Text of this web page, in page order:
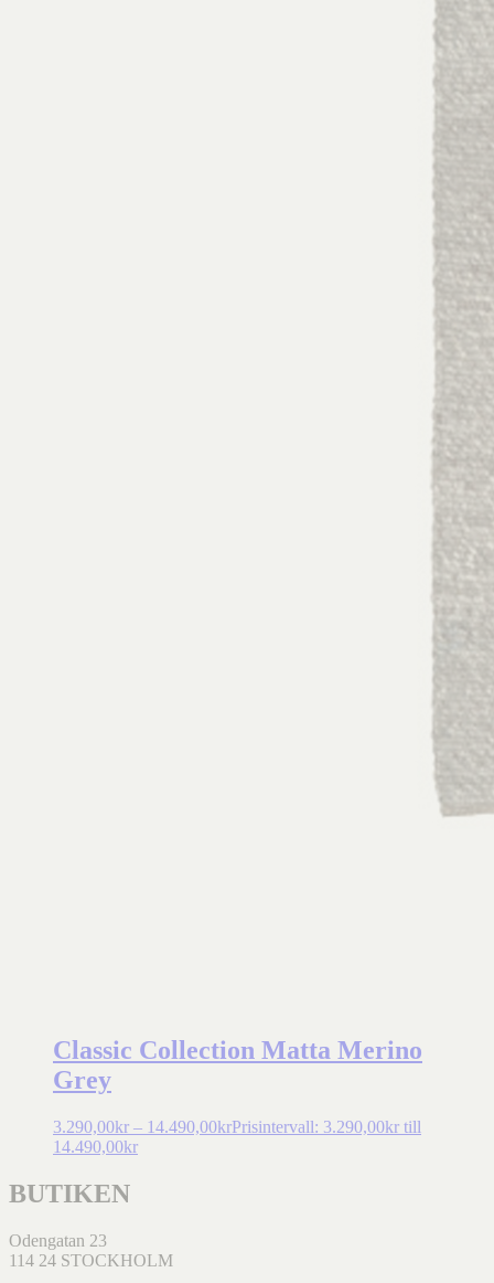
Classic Collection Matta Merino
Grey
3.290,00kr – 14.490,00krPrisintervall: 3.290,00kr till
14.490,00kr
BUTIKEN
Odengatan 23
114 24 STOCKHOLM